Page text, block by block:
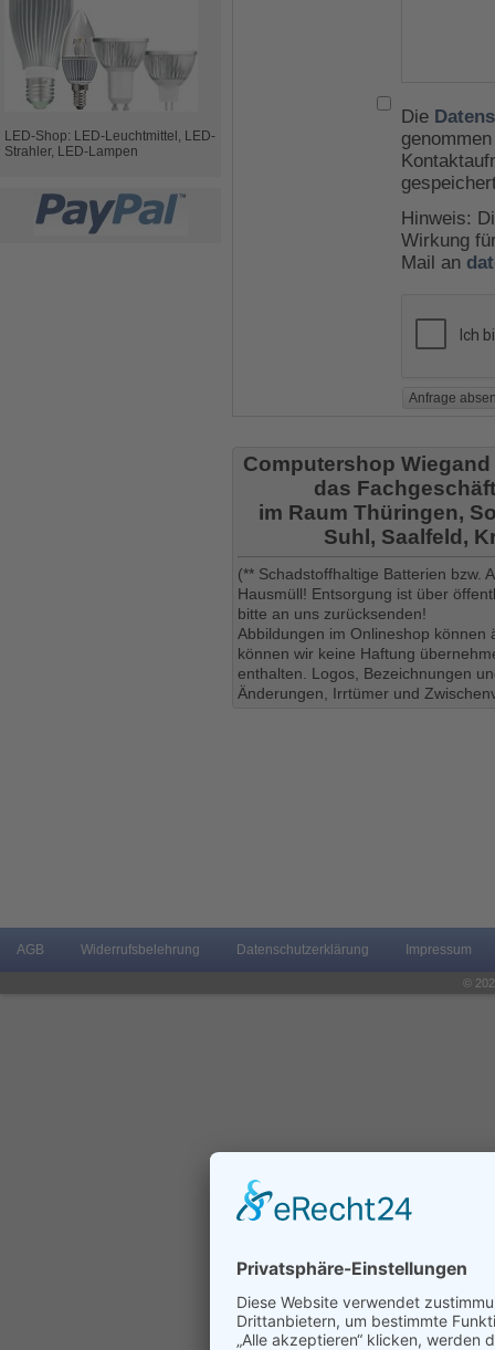
LED-Shop: LED-Leuchtmittel, LED-
Strahler, LED-Lampen
Die
Hinweis:
Wirkung
Mail an
Computershop
das
im Raum Thüringen,
Suhl, Saalfeld,
(** Schadstoffhaltige Batterien bzw.
Hausmüll! Entsorgung ist über
bitte an uns zurücksenden!
Abbildungen im Onlineshop
können wir keine Haftung
enthalten. Logos, Bezeichnungen
Änderungen, Irrtümer und
AGB Widerrufsbelehrung Datenschutzerklärung Impressum
©